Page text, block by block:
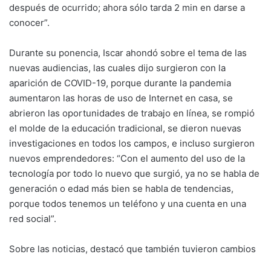
después de ocurrido; ahora sólo tarda 2 min en darse a
conocer”.
Durante su ponencia, Iscar ahondó sobre el tema de las
nuevas audiencias, las cuales dijo surgieron con la
aparición de COVID-19, porque durante la pandemia
aumentaron las horas de uso de Internet en casa, se
abrieron las oportunidades de trabajo en línea, se rompió
el molde de la educación tradicional, se dieron nuevas
investigaciones en todos los campos, e incluso surgieron
nuevos emprendedores: “Con el aumento del uso de la
tecnología por todo lo nuevo que surgió, ya no se habla de
generación o edad más bien se habla de tendencias,
porque todos tenemos un teléfono y una cuenta en una
red social”.
Sobre las noticias, destacó que también tuvieron cambios